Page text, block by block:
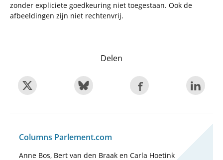
zonder expliciete goedkeuring niet toegestaan. Ook de
afbeeldingen zijn niet rechtenvrij.
Delen
Columns Parlement.com
Anne Bos, Bert van den Braak en Carla Hoetink